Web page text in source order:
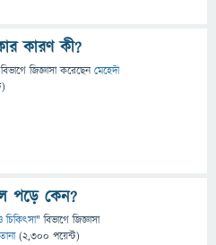
কারণ কী?
জিজ্ঞাসাকরেছেনমেহেদী
পড়ে কেন?
চিকিৎসা" বিভাগে জিজ্ঞাসা
(2,300 পয়েন্ট)